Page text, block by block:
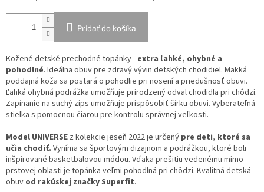
Pridať do košíka
Kožené detské prechodné topánky - extra ľahké, ohybné a
pohodlné. Ideálna obuv pre zdravý vývin detských chodidiel. Mäkká
poddajná koža sa postará o pohodlie pri nosení a priedušnosť obuvi.
Ľahká ohybná podrážka umožňuje prirodzený odval chodidla pri chôdzi.
Zapínanie na suchý zips umožňuje prispôsobiť šírku obuvi. Vyberateľná
stielka s pomocnou čiarou pre kontrolu správnej veľkosti.
Model UNIVERSE z kolekcie jeseň 2022 je určený pre deti, ktoré sa
učia chodiť. Vyníma sa športovým dizajnom a podrážkou, ktoré boli
inšpirované basketbalovou módou. Vďaka prešitiu vedenému mimo
prstovej oblasti je topánka veľmi pohodlná pri chôdzi. Kvalitná detská
obuv od rakúskej značky Superfit.